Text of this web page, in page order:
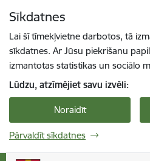
Sīkdatnes
Lai šī tīmekļvietne darbotos, tā
sīkdatnes. Ar Jūsu piekrišanu
izmantotas statistikas un sociālo
Lūdzu, atzīmējiet savu izvēli:
Noraidīt
Pārvaldīt sīkdatnes